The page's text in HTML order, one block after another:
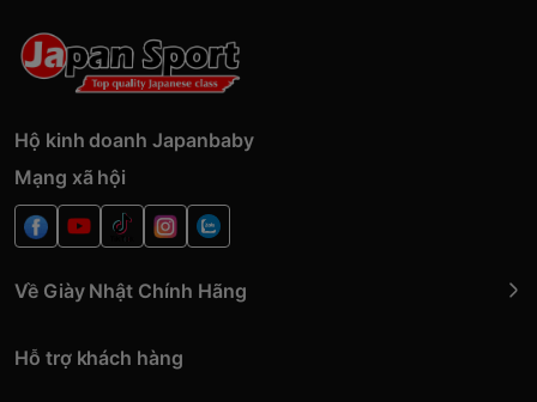
Hộ kinh doanh Japanbaby
Mạng xã hội
Về Giày Nhật Chính Hãng
Hỗ trợ khách hàng